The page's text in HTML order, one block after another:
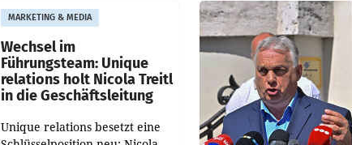
Besetzungen für die
Direktionen abgestimmt
werden.
MARKETING & MEDIA
Wechsel im
Führungsteam: Unique
relations holt Nicola Treitl
in die Geschäftsleitung
Unique relations besetzt eine